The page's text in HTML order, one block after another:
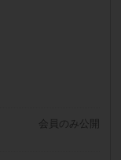
会員のみ公開